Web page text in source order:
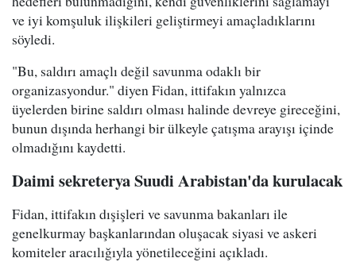
ve iyi komşuluk ilişkileri geliştirmeyi amaçladıklarını
söyledi.
"Bu, saldırı amaçlı değil savunma odaklı bir
organizasyondur." diyen Fidan, ittifakın yalnızca
üyelerden birine saldırı olması halinde devreye gireceğini,
bunun dışında herhangi bir ülkeyle çatışma arayışı içinde
olmadığını kaydetti.
Daimi sekreterya Suudi Arabistan'da kurulacak
Fidan, ittifakın dışişleri ve savunma bakanları ile
genelkurmay başkanlarından oluşacak siyasi ve askeri
komiteler aracılığıyla yönetileceğini açıkladı.